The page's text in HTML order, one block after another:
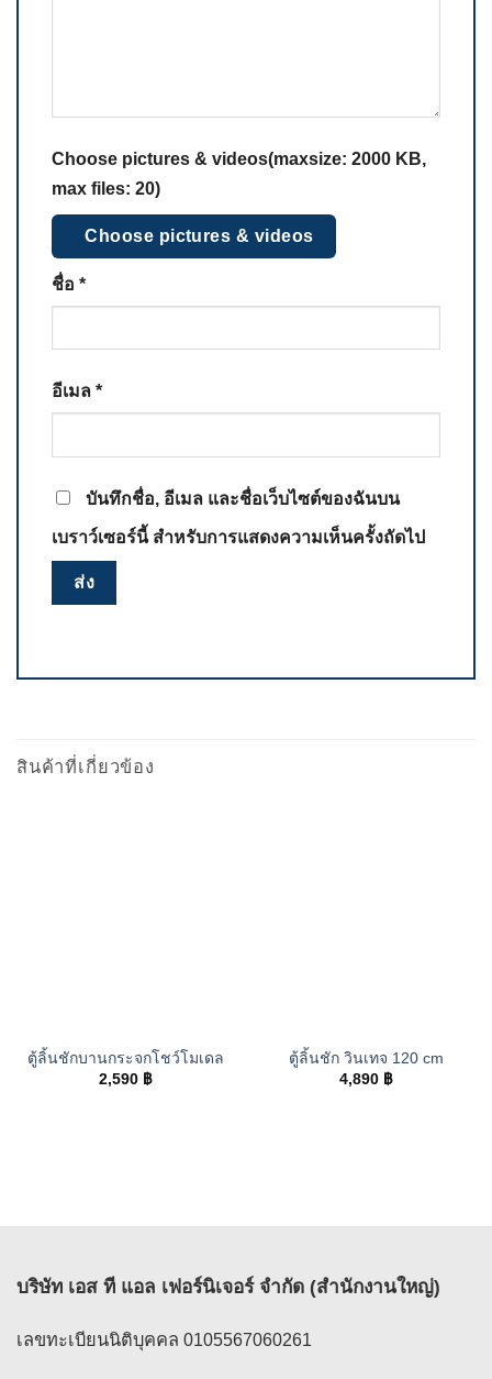
Choose pictures & videos(maxsize: 2000 KB,
max files: 20)
Choose pictures & videos
ชื่อ *
อีเมล *
บันทึกชื่อ, อีเมล และชื่อเว็บไซต์ของฉันบน
เบราว์เซอร์นี้ สำหรับการแสดงความเห็นครั้งถัดไป
สินค้าที่เกี่ยวข้อง
ตู้ลิ้นชักบานกระจกโชว์โมเดล
2,590 ฿
ตู้ลิ้นชัก วินเทจ 120 cm
4,890 ฿
บริษัท เอส ที แอล เฟอร์นิเจอร์ จำกัด (สำนักงานใหญ่)
เลขทะเบียนนิติบุคคล 0105567060261